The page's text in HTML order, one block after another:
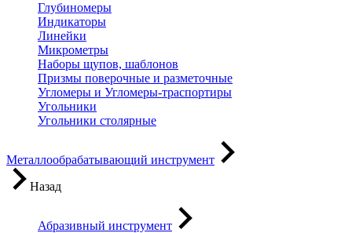
Глубиномеры
Индикаторы
Линейки
Микрометры
Наборы щупов, шаблонов
Призмы поверочные и разметочные
Угломеры и Угломеры-траспортиры
Угольники
Угольники столярные
Металлообрабатывающий инструмент
Назад
Абразивный инструмент